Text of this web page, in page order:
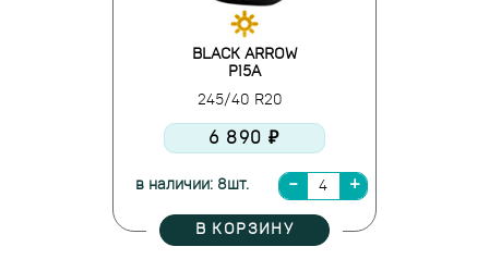
BLACK ARROW
P15A
245/40 R20
6 890 ₽
в наличии: 8шт.
В КОРЗИНУ